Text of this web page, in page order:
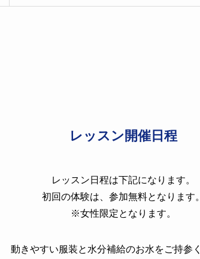
レッスン開催日程
レッスン日程は下記になります。
初回の体験は、参加無料となります。
※女性限定となります。
動きやすい服装と水分補給のお水をご持参